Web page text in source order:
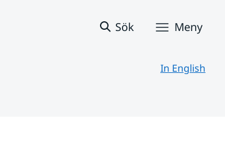
Sök Meny
In English